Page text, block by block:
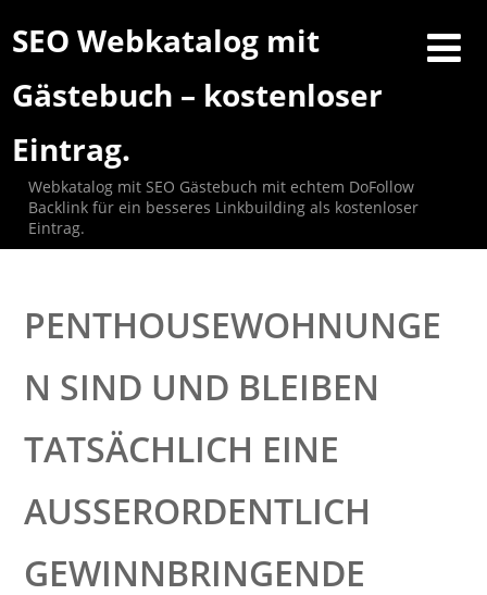
SEO Webkatalog mit
Gästebuch – kostenloser
Eintrag.
Webkatalog mit SEO Gästebuch mit echtem DoFollow
Backlink für ein besseres Linkbuilding als kostenloser
Eintrag.
PENTHOUSEWOHNUNGE
N SIND UND BLEIBEN
TATSÄCHLICH EINE
AUSSERORDENTLICH G
EWINNBRINGENDE A